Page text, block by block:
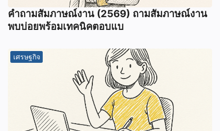
คำถามสัมภาษณ์งาน (2569) ถามสัมภาษณ์งาน
พบบ่อยพร้อมเทคนิคตอบแบ
เศรษฐกิจ